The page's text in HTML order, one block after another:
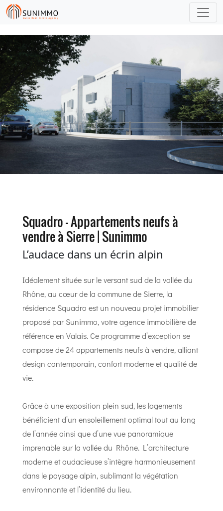
Squadro – Appartements neufs à
vendre à Sierre | Sunimmo
L’audace dans un écrin alpin
Idéalement située sur le versant sud de la vallée du
Rhône, au cœur de la commune de Sierre, la
résidence Squadro est un nouveau projet immobilier
proposé par Sunimmo, votre agence immobilière de
référence en Valais. Ce programme d’exception se
compose de 24 appartements neufs à vendre, alliant
design contemporain, confort moderne et qualité de
vie.
Grâce à une exposition plein sud, les logements
bénéficient d’un ensoleillement optimal tout au long
de l’année ainsi que d’une vue panoramique
imprenable sur la vallée du Rhône. L’architecture
moderne et audacieuse s’intègre harmonieusement
dans le paysage alpin, sublimant la végétation
environnante et l’identité du lieu.